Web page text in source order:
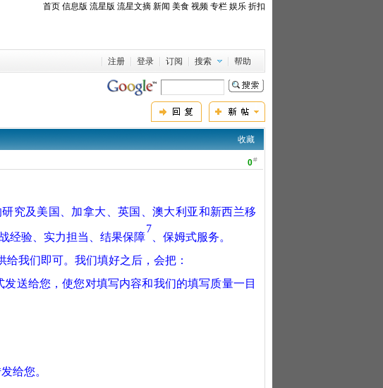
首页 信息版 流星版 流星文摘 新闻 美食 视频 专栏 娱乐 折扣
注册 登录 订阅 搜索 帮助
收藏
0#
究及 美国、加拿大、英国、澳大利亚和新西兰移
经验、实力担当、结果保障
7
、保姆式服务
给我们即可。我们填好之后，会把：
发送给您，使您对填写内容和我们的填写质量一目
给您。